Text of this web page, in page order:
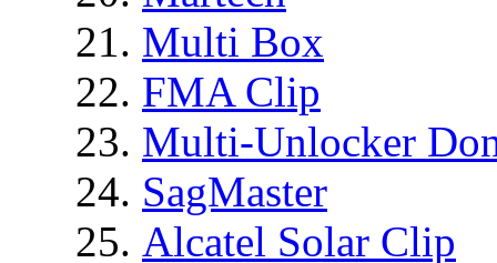
Multi Box
FMA Clip
Multi-Unlocker
SagMaster
Alcatel Solar Clip